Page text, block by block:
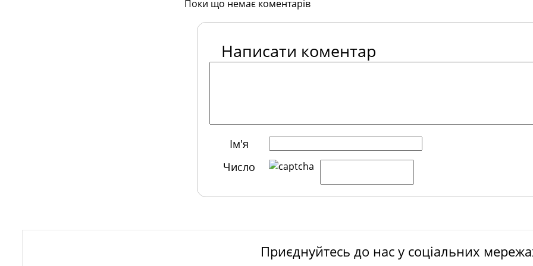
Поки що немає коментарів
Написати коментар
Ім'я
Число
Приєднуйтесь до нас у соціальних